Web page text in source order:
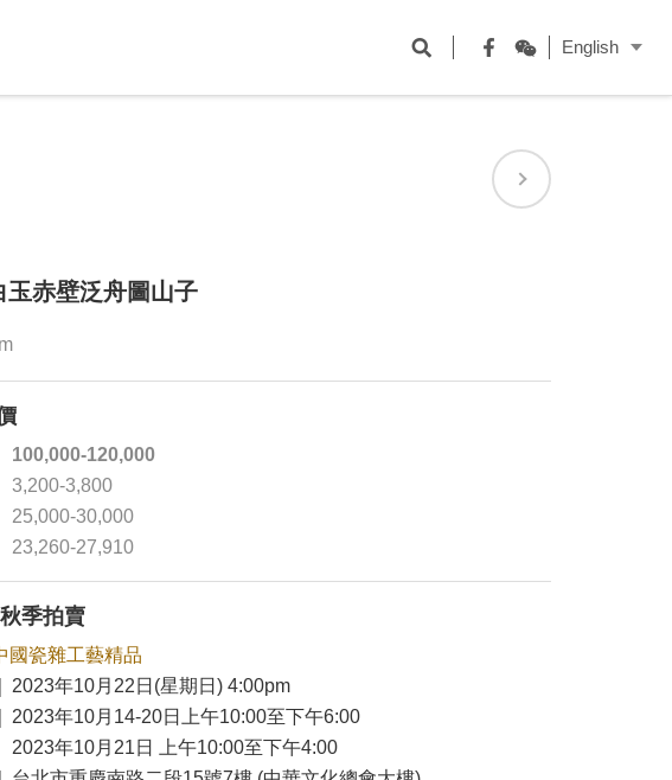
Facebook
WeChat
English
赤壁泛舟圖山子
100,000-120,000
3,200-3,800
25,000-30,000
23,260-27,910
季拍賣
國瓷雜工藝精品
2023年10月22日(星期日) 4:00pm
2023年10月14-20日上午10:00至下午6:00
2023年10月21日 上午10:00至下午4:00